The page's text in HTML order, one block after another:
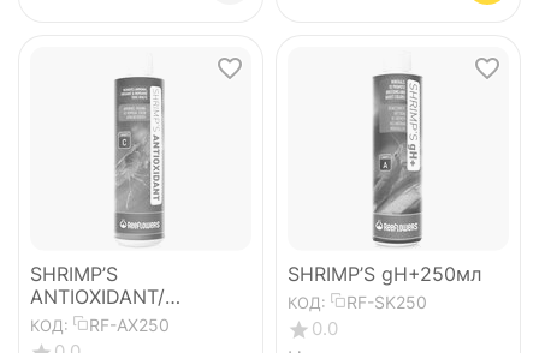
SHRIMP’S
ANTIOXIDANT/
АНДИОКСИДАНТ ДЛЯ
КРЕВЕТОК-250мл
КОД: RF-AX250
SHRIMP’S gH+250мл
КОД: RF-SK250
0.0